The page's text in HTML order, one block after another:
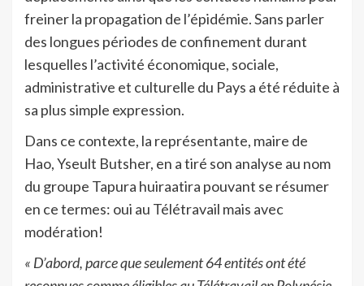
freiner la propagation de l’épidémie. Sans parler
des longues périodes de confinement durant
lesquelles l’activité économique, sociale,
administrative et culturelle du Pays a été réduite à
sa plus simple expression.
Dans ce contexte, la représentante, maire de
Hao, Yseult Butsher, en a tiré son analyse au nom
du groupe Tapura huiraatira pouvant se résumer
en ce termes: oui au Télétravail mais avec
modération!
« D’abord, parce que seulement 64 entités ont été